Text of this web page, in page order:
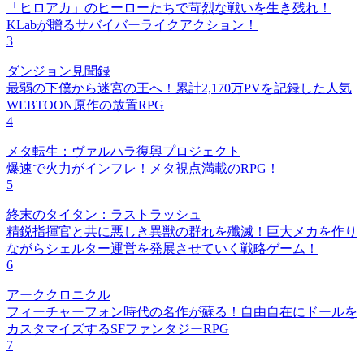
「ヒロアカ」のヒーローたちで苛烈な戦いを生き残れ！
KLabが贈るサバイバーライクアクション！
3
ダンジョン見聞録
最弱の下僕から迷宮の王へ！累計2,170万PVを記録した人気
WEBTOON原作の放置RPG
4
メタ転生：ヴァルハラ復興プロジェクト
爆速で火力がインフレ！メタ視点満載のRPG！
5
終末のタイタン：ラストラッシュ
精鋭指揮官と共に悪しき異獣の群れを殲滅！巨大メカを作り
ながらシェルター運営を発展させていく戦略ゲーム！
6
アーククロニクル
フィーチャーフォン時代の名作が蘇る！自由自在にドールを
カスタマイズするSFファンタジーRPG
7